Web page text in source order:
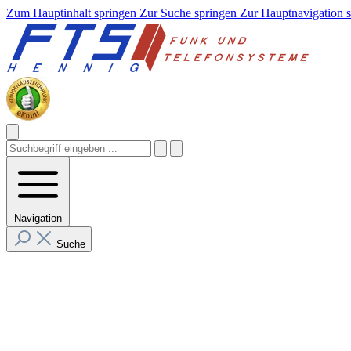
Zum Hauptinhalt springen Zur Suche springen Zur Hauptnavigation
Navigation
Suche